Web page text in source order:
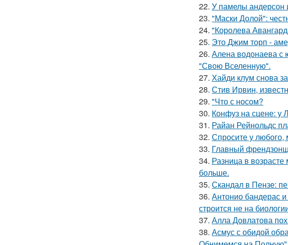
22. У памелы андерсон
23. "Маски Долой":
24. "Королева
25. Это Джим торп -
26. Алена водонаева с
"Свою Вселенную".
27. Хайди клум снова
28. Стив Ирвин,
29. "Что с носом?
30. Конфуз на сцене: у
31. Райан Рейнольдс
32. Спросите у любого,
33. Главный
34. Разница в
больше.
35. Скандал в Пензе:
36. Антонио бандерас
строится не на
37. Алла Довлатова
38. Асмус с обидой